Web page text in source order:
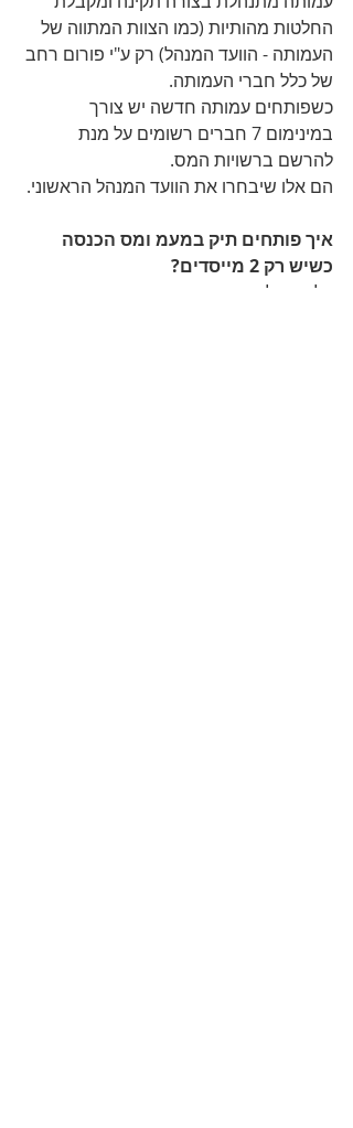
החלטות מהותיות (כמו הצוות המתווה של
העמותה - הוועד המנהל) רק ע"י פורום רחב
של כלל חברי העמותה.
כשפותחים עמותה חדשה יש צורך
במינימום 7 חברים רשומים על מנת
להרשם ברשויות המס.
הם אלו שיבחרו את הוועד המנהל הראשוני.
איך פותחים תיק במעמ ומס הכנסה
כשיש רק 2 מייסדים?
על מנת לפתוח תיקים ברשויות המס יש